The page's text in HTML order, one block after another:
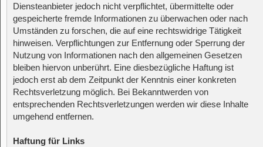
Diensteanbieter jedoch nicht verpflichtet, übermittelte oder
gespeicherte fremde Informationen zu überwachen oder nach
Umständen zu forschen, die auf eine rechtswidrige Tätigkeit
hinweisen. Verpflichtungen zur Entfernung oder Sperrung der
Nutzung von Informationen nach den allgemeinen Gesetzen
bleiben hiervon unberührt. Eine diesbezügliche Haftung ist
jedoch erst ab dem Zeitpunkt der Kenntnis einer konkreten
Rechtsverletzung möglich. Bei Bekanntwerden von
entsprechenden Rechtsverletzungen werden wir diese Inhalte
umgehend entfernen.
Haftung für Links